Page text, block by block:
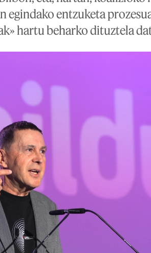
egindako entzuketa
hartu beharko dituztela